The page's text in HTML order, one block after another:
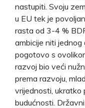
nastupiti. Svoju
u EU tek je
rasta od 3-4 %
ambicije niti
pogotovo s
razvoj bio veći
prema razvoju,
vrijednosti, ukratko
budućnosti.